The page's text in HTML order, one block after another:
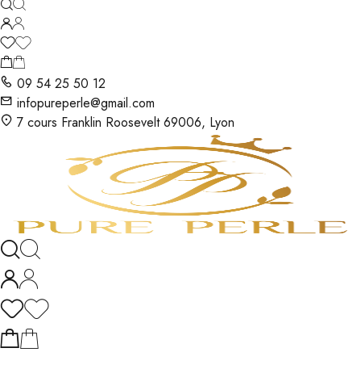
09 54 25 50 12
infopureperle@gmail.com
7 cours Franklin Roosevelt 69006, Lyon